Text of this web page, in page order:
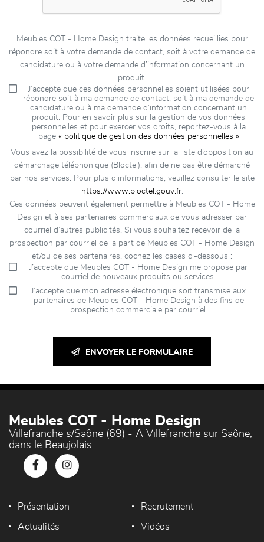
Meubles COT - Home Design traite les données recueillies pour
répondre soit à votre demande de contact, soit à votre demande de
candidature ou à votre demande d’information concernant un
produit.
J’accepte que ces données personnelles soient utilisées pour
répondre soit à ma demande de contact, soit à ma demande de
candidature ou à ma demande d’information concernant un
produit. Pour en savoir plus sur la gestion de vos données
personnelles et pour exercer vos droits, reportez-vous à la
page « politique de gestion des données personnelles »
Vous avez la possibilité de vous inscrire sur la liste d’opposition au
démarchage téléphonique (Bloctel), afin de ne pas être démarché
par nos services. Pour plus d’informations, veuillez consulter le site
https://www.bloctel.gouv.fr.
Ces données peuvent également permettre à Meubles COT - Home
Design et à ses partenaires commerciaux de vous adresser par
courriel d’autres publicités. Si vous souhaitez recevoir de la
prospection par courriel de la part de Meubles COT - Home Design
et/ou de ses partenaires, cochez les cases ci-dessous :
J’accepte que Meubles COT - Home Design me propose par
courriel de nouveaux produits ou services.
J’accepte que mon adresse électronique soit transmise aux
partenaires de Meubles COT - Home Design à des fins de
prospection commerciale par courriel.
ENVOYER LE FORMULAIRE
Meubles COT - Home Design
Villefranche s/Saône (69) - A Villefranche sur Saône,
dans le Beaujolais.
Présentation Recrutement
Actualités Vidéos